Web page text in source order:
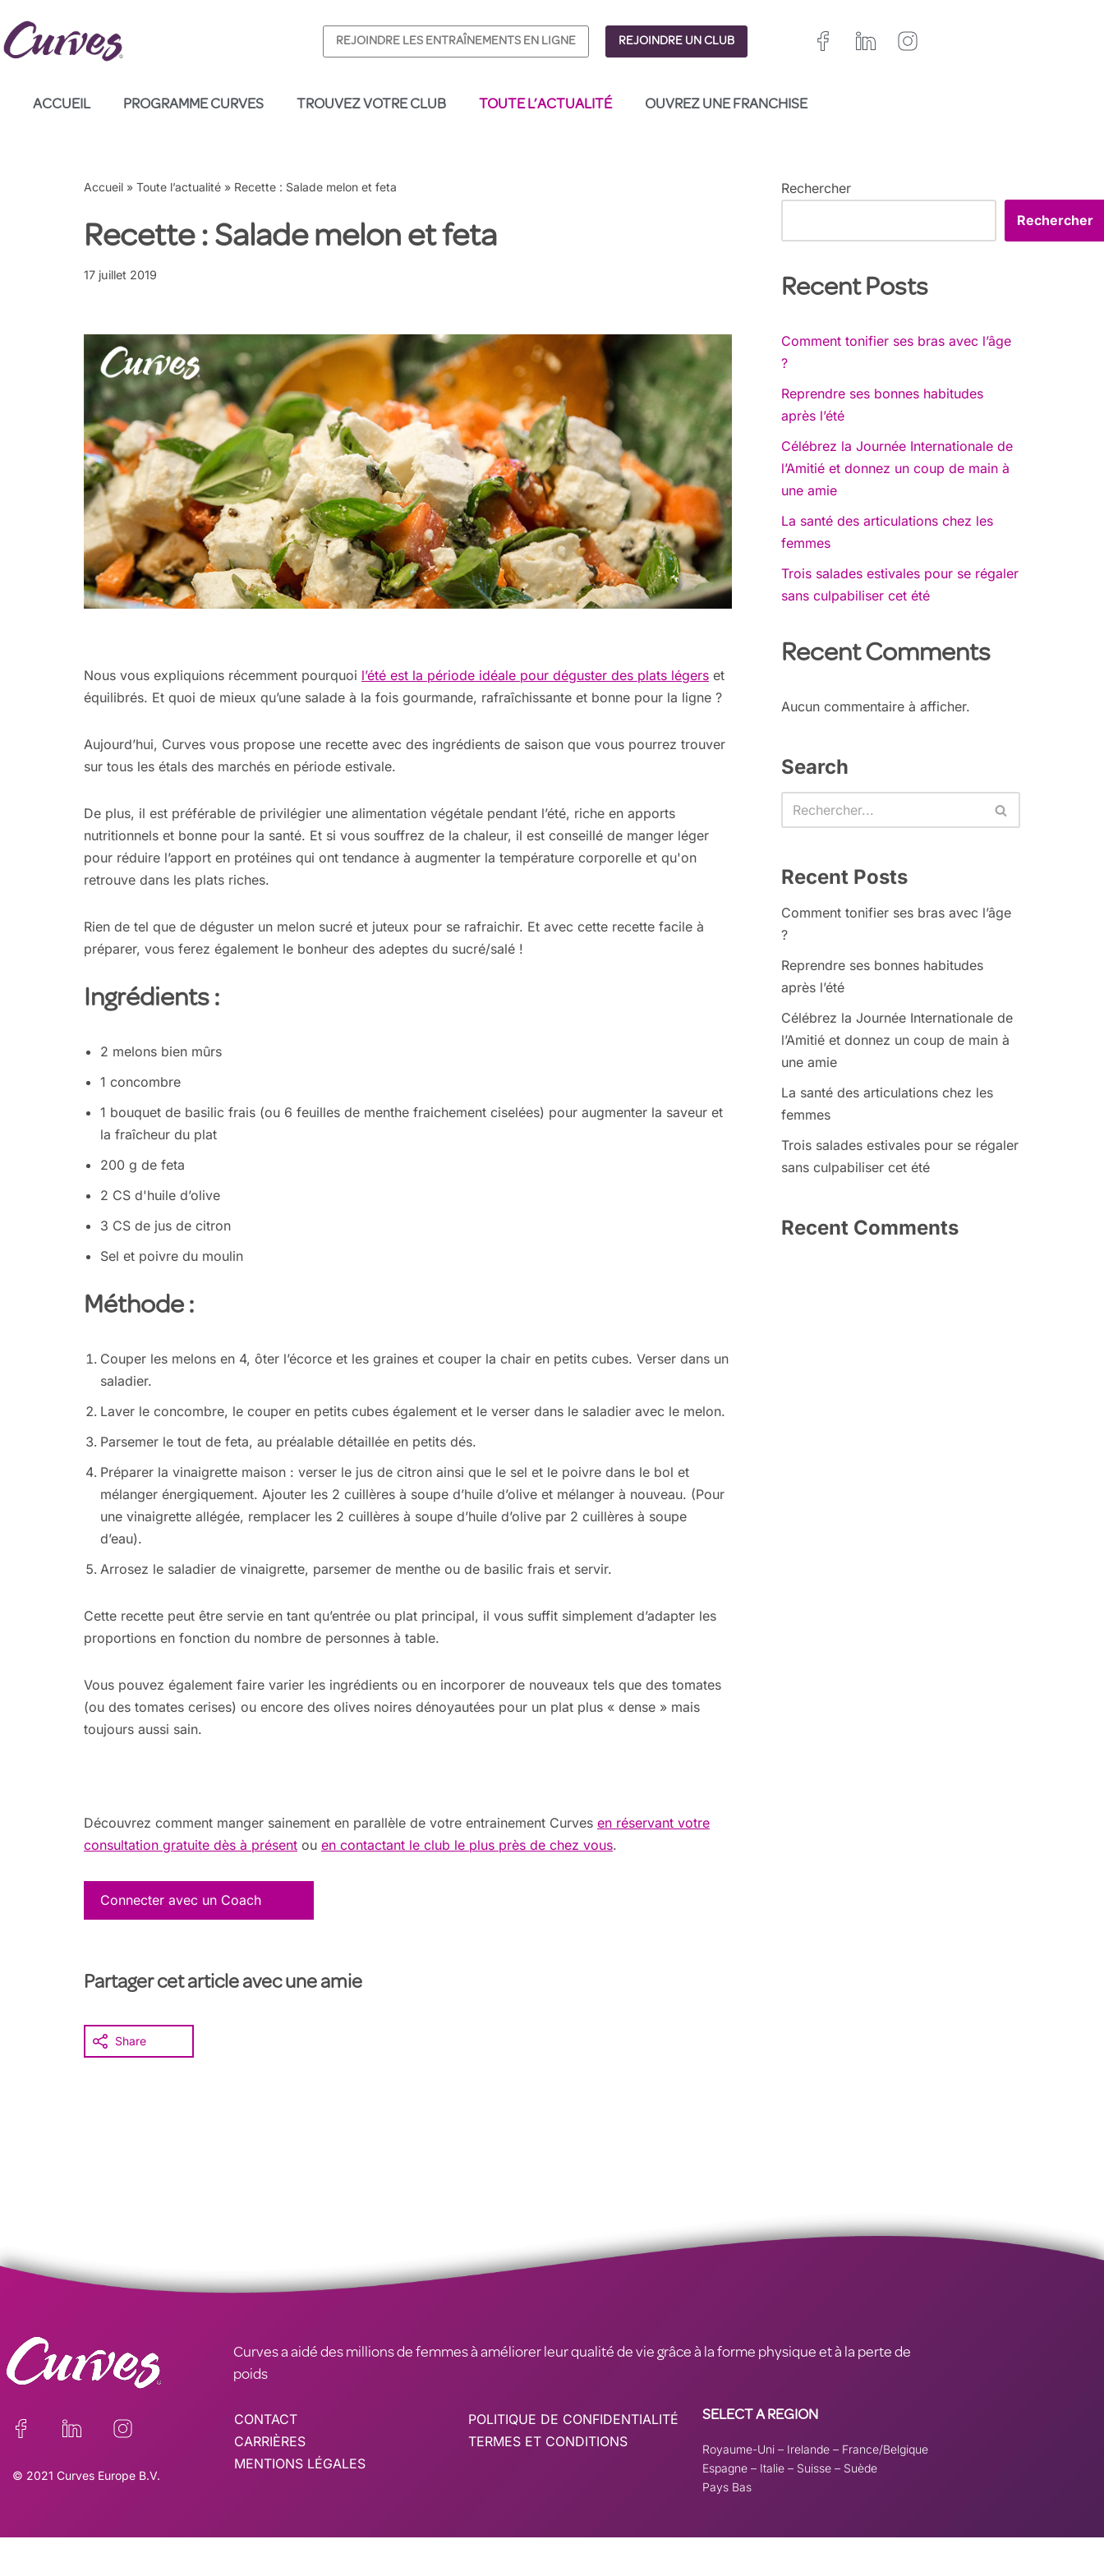
Aller
REJOINDRE LES ENTRAÎNEMENTS EN LIGNE REJOINDRE UN CLUB
ACCUEIL PROGRAMME CURVES TROUVEZ VOTRE CLUB TOUTE L’ACTUALITÉ OUVREZ UNE FRANCHISE
Accueil » Toute l’actualité » Recette : Salade melon et feta
Recette : Salade melon et feta
17 juillet 2019
Nous vous expliquions récemment pourquoi l’été est la période idéale pour déguster des plats légers et
équilibrés. Et quoi de mieux qu’une salade à la fois gourmande, rafraîchissante et bonne pour la ligne ?
Aujourd’hui, Curves vous propose une recette avec des ingrédients de saison que vous pourrez trouver
sur tous les étals des marchés en période estivale.
De plus, il est préférable de privilégier une alimentation végétale pendant l’été, riche en apports
nutritionnels et bonne pour la santé. Et si vous souffrez de la chaleur, il est conseillé de manger léger
pour réduire l’apport en protéines qui ont tendance à augmenter la température corporelle et qu'on
retrouve dans les plats riches.
Rien de tel que de déguster un melon sucré et juteux pour se rafraichir. Et avec cette recette facile à
préparer, vous ferez également le bonheur des adeptes du sucré/salé !
Ingrédients :
2 melons bien mûrs
1 concombre
1 bouquet de basilic frais (ou 6 feuilles de menthe fraichement ciselées) pour augmenter la saveur et
la fraîcheur du plat
200 g de feta
2 CS d'huile d’olive
3 CS de jus de citron
Sel et poivre du moulin
Méthode :
Couper les melons en 4, ôter l’écorce et les graines et couper la chair en petits cubes. Verser dans un
saladier.
Laver le concombre, le couper en petits cubes également et le verser dans le saladier avec le melon.
Parsemer le tout de feta, au préalable détaillée en petits dés.
Préparer la vinaigrette maison : verser le jus de citron ainsi que le sel et le poivre dans le bol et
mélanger énergiquement. Ajouter les 2 cuillères à soupe d’huile d’olive et mélanger à nouveau. (Pour
une vinaigrette allégée, remplacer les 2 cuillères à soupe d’huile d’olive par 2 cuillères à soupe
d’eau).
Arrosez le saladier de vinaigrette, parsemer de menthe ou de basilic frais et servir.
Cette recette peut être servie en tant qu’entrée ou plat principal, il vous suffit simplement d’adapter les
proportions en fonction du nombre de personnes à table.
Vous pouvez également faire varier les ingrédients ou en incorporer de nouveaux tels que des tomates
(ou des tomates cerises) ou encore des olives noires dénoyautées pour un plat plus « dense » mais
toujours aussi sain.
Découvrez comment manger sainement en parallèle de votre entrainement Curves en réservant votre
consultation gratuite dès à présent ou en contactant le club le plus près de chez vous.
Connecter avec un Coach
Partager cet article avec une amie
Share
Rechercher
Rechercher
Recent Posts
Comment tonifier ses bras avec l’âge
?
Reprendre ses bonnes habitudes
après l’été
Célébrez la Journée Internationale de
l’Amitié et donnez un coup de main à
une amie
La santé des articulations chez les
femmes
Trois salades estivales pour se régaler
sans culpabiliser cet été
Recent Comments
Aucun commentaire à afficher.
Search
Recent Posts
Comment tonifier ses bras avec l’âge
?
Reprendre ses bonnes habitudes
après l’été
Célébrez la Journée Internationale de
l’Amitié et donnez un coup de main à
une amie
La santé des articulations chez les
femmes
Trois salades estivales pour se régaler
sans culpabiliser cet été
Recent Comments
Curves a aidé des millions de femmes à améliorer leur qualité de vie grâce à la forme physique et à la perte de
poids
© 2021 Curves Europe B.V.
CONTACT
CARRIÈRES
MENTIONS LÉGALES
POLITIQUE DE CONFIDENTIALITÉ
TERMES ET CONDITIONS
SELECT A REGION
Royaume-Uni – Irelande – France/Belgique
Espagne – Italie – Suisse – Suède
Pays Bas